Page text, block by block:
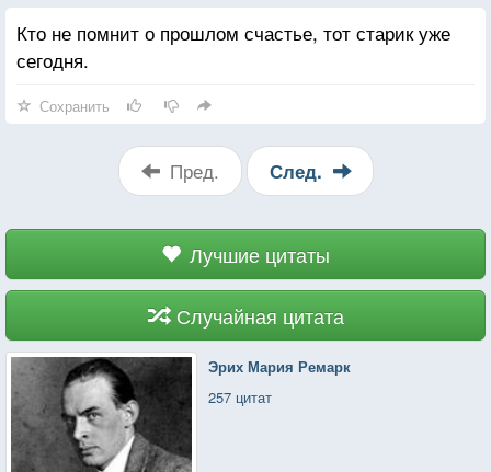
Кто не помнит о прошлом счастье, тот старик уже
сегодня.
Сохранить
Пред. След.
Лучшие цитаты
Случайная цитата
Эрих Мария Ремарк
257 цитат